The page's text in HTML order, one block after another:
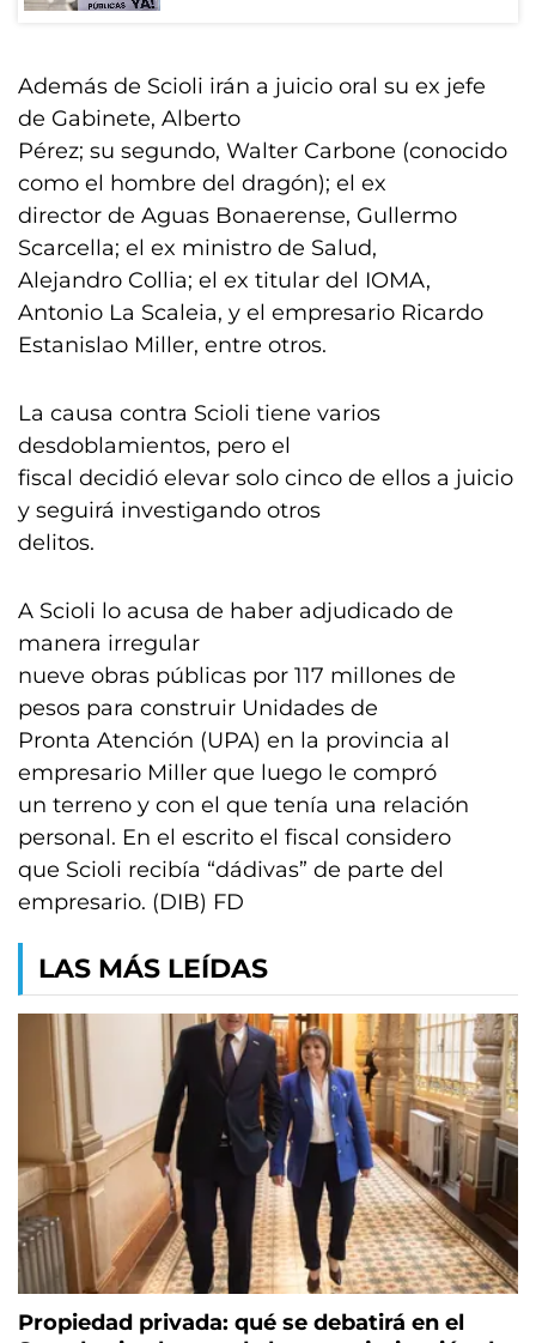
Además de Scioli irán a juicio oral su ex jefe
de Gabinete, Alberto
Pérez; su segundo, Walter Carbone (conocido
como el hombre del dragón); el ex
director de Aguas Bonaerense, Gullermo
Scarcella; el ex ministro de Salud,
Alejandro Collia; el ex titular del IOMA,
Antonio La Scaleia, y el empresario Ricardo
Estanislao Miller, entre otros.
La causa contra Scioli tiene varios
desdoblamientos, pero el
fiscal decidió elevar solo cinco de ellos a juicio
y seguirá investigando otros
delitos.
A Scioli lo acusa de haber adjudicado de
manera irregular
nueve obras públicas por 117 millones de
pesos para construir Unidades de
Pronta Atención (UPA) en la provincia al
empresario Miller que luego le compró
un terreno y con el que tenía una relación
personal. En el escrito el fiscal considero
que Scioli recibía “dádivas” de parte del
empresario. (DIB) FD
LAS MÁS LEÍDAS
Propiedad privada: qué se debatirá en el